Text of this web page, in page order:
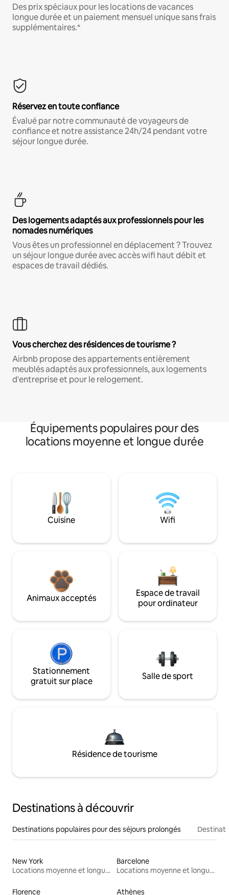
Des prix spéciaux pour les locations de vacances
longue durée et un paiement mensuel unique sans frais
supplémentaires.*
Réservez en toute confiance
Évalué par notre communauté de voyageurs de
confiance et notre assistance 24h/24 pendant votre
séjour longue durée.
Des logements adaptés aux professionnels pour les
nomades numériques
Vous êtes un professionnel en déplacement ? Trouvez
un séjour longue durée avec accès wifi haut débit et
espaces de travail dédiés.
Vous cherchez des résidences de tourisme ?
Airbnb propose des appartements entièrement
meublés adaptés aux professionnels, aux logements
d'entreprise et pour le relogement.
Équipements populaires pour des
locations moyenne et longue durée
Cuisine Wifi
Animaux acceptés
Espace de travail
pour ordinateur
Stationnement
gratuit sur place
Salle de sport
Résidence de tourisme
Destinations à découvrir
Destinations populaires pour des séjours prolongés
New York
Locations moyenne et longue durée
Barcelone
Locations moyenne et longue durée
Florence Athènes